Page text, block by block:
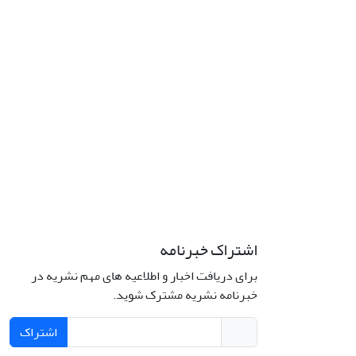
اشتراک خبرنامه
برای دریافت اخبار و اطلاعیه های مهم نشریه در
خبرنامه نشریه مشترک شوید.
اشتراک